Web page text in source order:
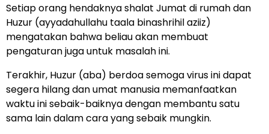
Setiap orang hendaknya shalat Jumat di rumah dan
Huzur (ayyadahullahu taala binashrihil aziiz)
mengatakan bahwa beliau akan membuat
pengaturan juga untuk masalah ini.
Terakhir, Huzur (aba) berdoa semoga virus ini dapat
segera hilang dan umat manusia memanfaatkan
waktu ini sebaik-baiknya dengan membantu satu
sama lain dalam cara yang sebaik mungkin.